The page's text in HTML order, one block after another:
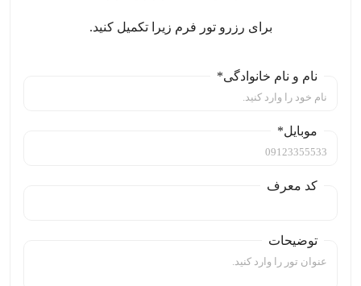
برای رزرو تور فرم زیرا تکمیل کنید.
نام و نام خانوادگی*
موبایل*
کد معرف
توضیحات